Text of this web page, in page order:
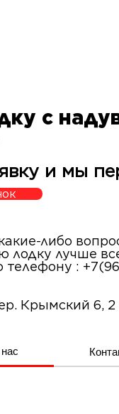
с
и мы
либо
лодку лучше
телефону :
Крымский 6,